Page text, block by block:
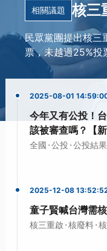
相關議題 核三
民眾黨團提出核三
票，未越過25%投
2025-08-01
今年又有公投！
該被審查嗎？【新
全國 ·公投 ·公投結果
2025-12-08
童子賢喊台灣需
核三重啟·核廢料·